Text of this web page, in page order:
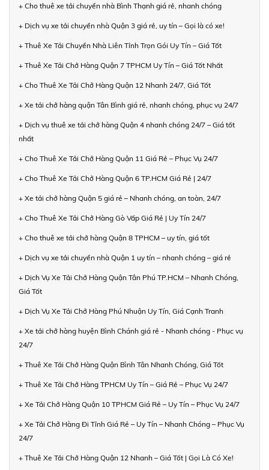
+ Cho thuê xe tải chuyển nhà Bình Thạnh giá rẻ, nhanh chóng
+ Dịch vụ xe tải chuyển nhà Quận 3 giá rẻ, uy tín – Gọi là có xe!
+ Thuê Xe Tải Chuyển Nhà Liên Tỉnh Trọn Gói Uy Tín – Giá Tốt
+ Thuê Xe Tải Chở Hàng Quận 7 TPHCM Uy Tín – Giá Tốt Nhất
+ Cho Thuê Xe Tải Chở Hàng Quận 12 Nhanh 24/7, Giá Tốt
+ Xe tải chở hàng quận Tân Bình giá rẻ, nhanh chóng, phục vụ 24/7
+ Dịch vụ thuê xe tải chở hàng Quận 4 nhanh chóng 24/7 – Giá tốt
nhất
+ Cho Thuê Xe Tải Chở Hàng Quận 11 Giá Rẻ – Phục Vụ 24/7
+ Cho Thuê Xe Tải Chở Hàng Quận 6 TP.HCM Giá Rẻ | 24/7
+ Xe tải chở hàng Quận 5 giá rẻ – Nhanh chóng, an toàn, 24/7
+ Cho Thuê Xe Tải Chở Hàng Gò Vấp Giá Rẻ | Uy Tín 24/7
+ Cho thuê xe tải chở hàng Quận 8 TPHCM – uy tín, giá tốt
+ Dịch vụ xe tải chuyển nhà Quận 1 uy tín – nhanh chóng – giá rẻ
+ Dịch Vụ Xe Tải Chở Hàng Quận Tân Phú TP.HCM – Nhanh Chóng,
Giá Tốt
+ Dịch Vụ Xe Tải Chở Hàng Phú Nhuận Uy Tín, Giá Cạnh Tranh
+ Xe tải chở hàng huyện Bình Chánh giá rẻ - Nhanh chóng - Phục vụ
24/7
+ Thuê Xe Tải Chở Hàng Quận Bình Tân Nhanh Chóng, Giá Tốt
+ Thuê Xe Tải Chở Hàng TPHCM Uy Tín – Giá Rẻ – Phục Vụ 24/7
+ Xe Tải Chở Hàng Quận 10 TPHCM Giá Rẻ – Uy Tín – Phục Vụ 24/7
+ Xe Tải Chở Hàng Đi Tỉnh Giá Rẻ – Uy Tín – Nhanh Chóng – Phục Vụ
24/7
+ Thuê Xe Tải Chở Hàng Quận 12 Nhanh – Giá Tốt | Gọi Là Có Xe!